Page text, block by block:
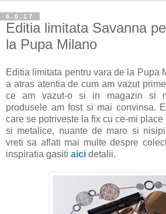
6.6.17
Editia limitata Savanna
la Pupa Milano
Editia limitata pentru vara de la Pupa
a atras atentia de cum am vazut
ce am vazut-o si in magazin si
produsele am fost si mai convinsa.
care se potriveste la fix cu ce-mi
si metalice, nuante de maro si
vreti sa aflati mai multe despre
inspiratia gasiti aici detalii.